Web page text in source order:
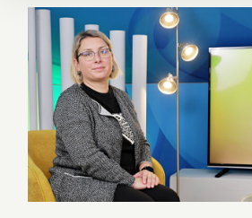
View
Larger
Image